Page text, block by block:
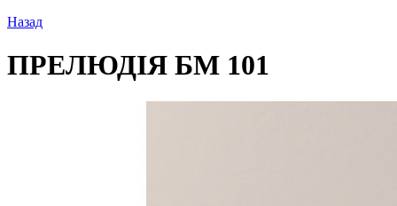
Назад
ПРЕЛЮДІЯ БМ 101